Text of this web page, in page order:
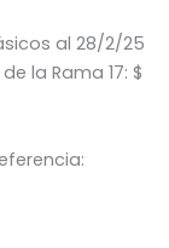
al 28/2/25
la Rama 17: $